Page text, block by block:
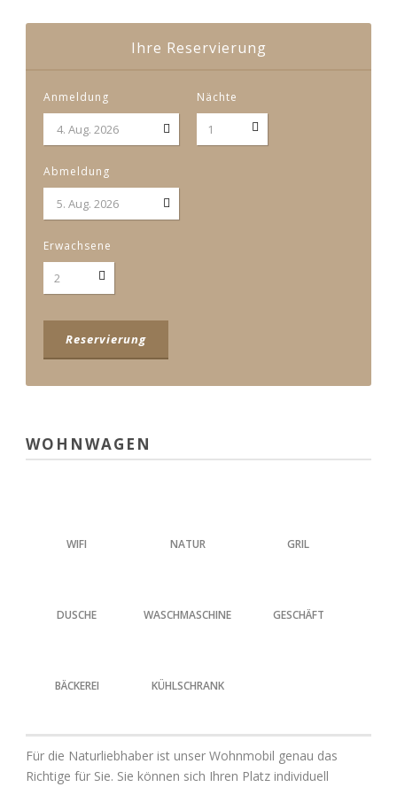
Ihre Reservierung
Anmeldung Nächte
Abmeldung
Erwachsene
WOHNWAGEN
WIFI NATUR GRIL
DUSCHE WASCHMASCHINE GESCHÄFT
BÄCKEREI KÜHLSCHRANK
Für die Naturliebhaber ist unser Wohnmobil genau das
Richtige für Sie. Sie können sich Ihren Platz individuell